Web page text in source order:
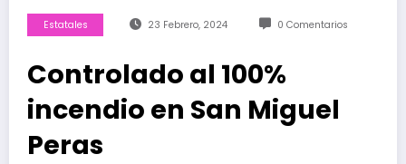
Estatales 23 Febrero, 2024 0 Comentarios
Controlado al 100%
incendio en San Miguel
Peras